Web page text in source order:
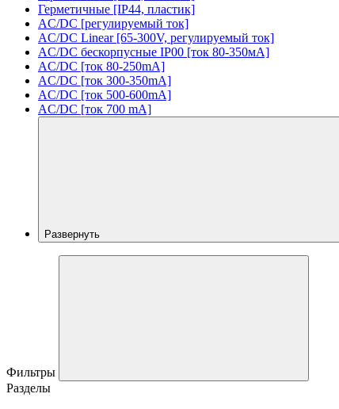
Герметичные [IP44, пластик]
AC/DC [регулируемый ток]
AC/DC Linear [65-300V, регулируемый ток]
AC/DC бескорпусные IP00 [ток 80-350мА]
AC/DC [ток 80-250mA]
AC/DC [ток 300-350mA]
AC/DC [ток 500-600mA]
AC/DC [ток 700 mA]
Развернуть
Фильтры
Разделы